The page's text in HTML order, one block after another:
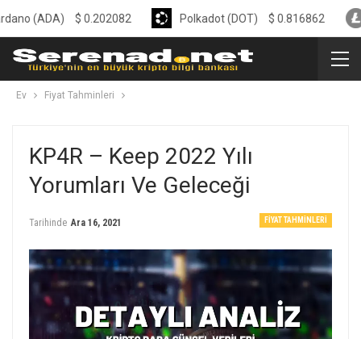
Ev Fiyat Tahminleri
KP4R – Keep 2022 Yılı
Yorumları Ve Geleceği
FIYAT TAHMINLERI
Tarihinde Ara 16, 2021
$0.202082 Polkadot (DOT) $0.816862